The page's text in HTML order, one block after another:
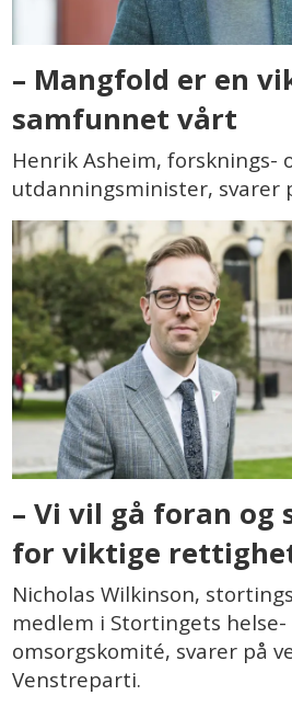
– Mangfold er en
samfunnet vårt
Henrik Asheim, forsknings-
utdanningsminister, svarer
– Vi vil gå foran
for viktige
Nicholas Wilkinson,
medlem i Stortingets helse-
omsorgskomité, svarer på
Venstreparti.